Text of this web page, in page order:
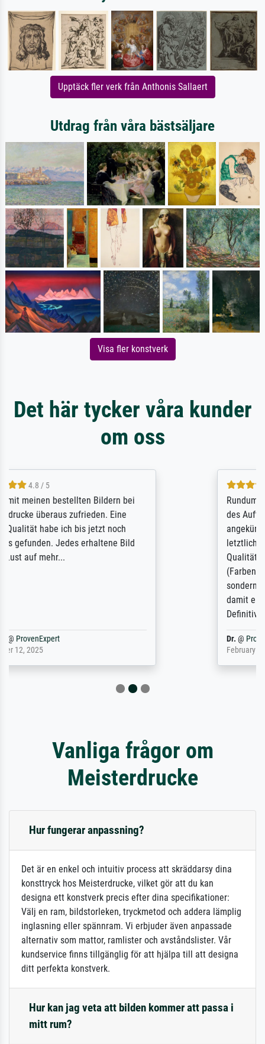
Upptäck fler verk från Anthonis Sallaert
Utdrag från våra bästsäljare
Visa fler konstverk
Det här tycker våra kunder
om oss
Rundum positive Erfahrung. Die Ausführung
des Auftrags hat eine Weile gedauert, die
angekündigte Lieferzeit wurde aber
letztlich sogar etwas unterschritten. Die
Qualität des Papiers und des Drucks
Dr.@
Vanliga frågor om
Meisterdrucke
Hur fungerar anpassning?
Det är en enkel och intuitiv process att skräddarsy dina
konsttryck hos Meisterdrucke, vilket gör att du kan
designa ett konstverk precis efter dina specifikationer:
Välj en ram, bildstorleken, tryckmetod och addera lämplig
inglasning eller spännram. Vi erbjuder även anpassade
alternativ som mattor, ramlister och avståndslister. Vår
kundservice finns tillgänglig för att hjälpa till att designa
ditt perfekta konstverk.
Hur kan jag veta att bilden kommer att passa i
mitt rum?